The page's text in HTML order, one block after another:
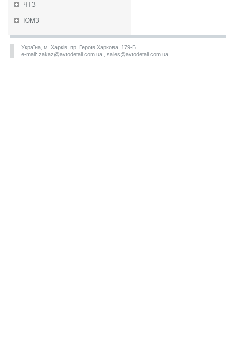
ЧТЗ
ЮМЗ
Україна, м. Харків, пр. Героїв Харкова, 179-Б
e-mail: zakaz@avtodetali.com.ua , sales@avtodetali.com.ua